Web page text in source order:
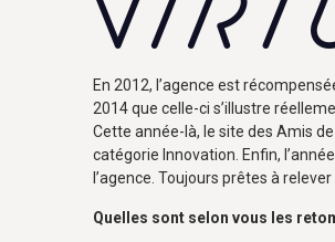
En 2012, l’agence est
2014 que celle-ci s’illustre
Cette année-là, le site des Amis
catégorie Innovation. Enfin,
l’agence. Toujours prêtes à
Quelles sont selon vous les